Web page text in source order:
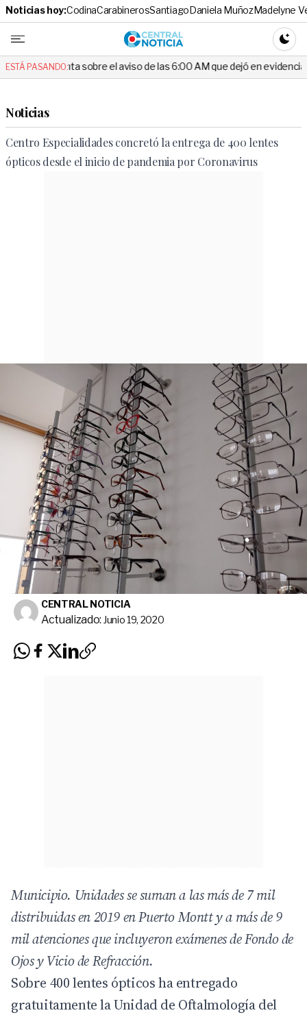
Noticias hoy:CodinaCarabinerosSantiagoDaniela MuñozMadelyne
Central
ESTÁ PASANDO:
sobre el aviso de las 6:00 AM que dejó en evidencia al Delegado
Noticias
Centro Especialidades concretó la entrega de 400 lentes
ópticos desde el inicio de pandemia por Coronavirus
CENTRAL NOTICIA
Actualizado: Junio 19, 2020
Municipio. Unidades se suman a las más de 7 mil
distribuidas en 2019 en Puerto Montt y a más de 9
mil atenciones que incluyeron exámenes de Fondo de
Ojos y Vicio de Refracción.
Sobre 400 lentes ópticos ha entregado
gratuitamente la Unidad de Oftalmología del